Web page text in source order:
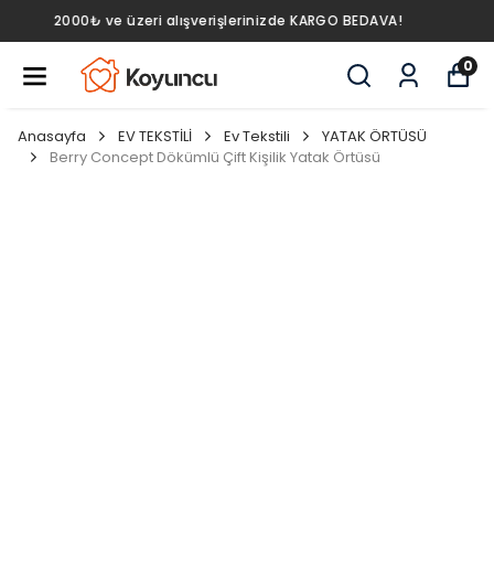
2000₺ ve üzeri alışverişlerinizde KARGO BEDAVA!
0
Anasayfa EV TEKSTİLİ Ev Tekstili
YATAK ÖRTÜSÜ
Berry Concept Dökümlü Çift Kişilik Yatak Örtüsü